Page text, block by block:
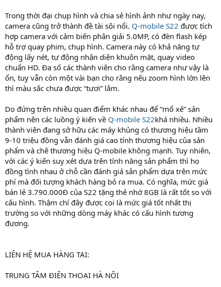
Trong thời đại chụp hình và chia sẻ hình ảnh như ngày nay,
camera cũng trở thành đề tài sôi nổi. Q-mobile S22 được tích
hợp camera với cảm biến phân giải 5.0MP, có đèn flash kép
hỗ trợ quay phim, chụp hình. Camera này có khả năng tự
động lấy nét, tự động nhận diện khuôn mặt, quay video
chuẩn HD. Đa số các thành viên cho rằng camera như vậy là
ổn, tuy vẫn còn một vài bạn cho rằng nếu zoom hình lớn lên
thì màu sắc chưa được “tươi” lắm.
Do đứng trên nhiều quan điểm khác nhau để “mổ xẻ” sản
phẩm nên các luồng ý kiến về Q-mobile S22khá nhiều. Nhiều
thành viên đang sở hữu các máy khủng có thương hiệu tầm
9-10 triệu đồng vẫn đánh giá cao tính thương hiệu của sản
phẩm và chê thương hiệu Q-mobile không mạnh. Tuy nhiên,
với các ý kiến suy xét dựa trên tính năng sản phẩm thì họ
đồng tình nhau ở chỗ cần đánh giá sản phẩm dựa trên mức
phí mà đối tượng khách hàng bỏ ra mua. Có nghĩa, mức giá
bán lẻ 3.790.000Đ của S22 tặng thẻ nhớ 8GB là rất tốt so với
cấu hình. Thậm chí đây được coi là mức giá tốt nhất thị
trường so với những dòng máy khác có cấu hình tương
đương.
LIÊN HỆ MUA HÀNG TẠI:
TRUNG TÂM ĐIỆN THOẠI HÀ NỘI